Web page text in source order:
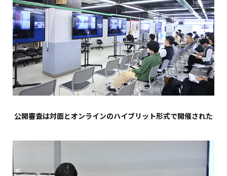
公開審査は対面とオンラインのハイブリット形式で開催された